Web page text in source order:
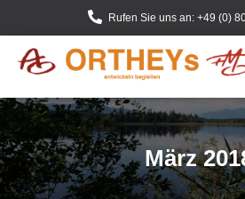
Rufen Sie uns an: +49 (0)
März